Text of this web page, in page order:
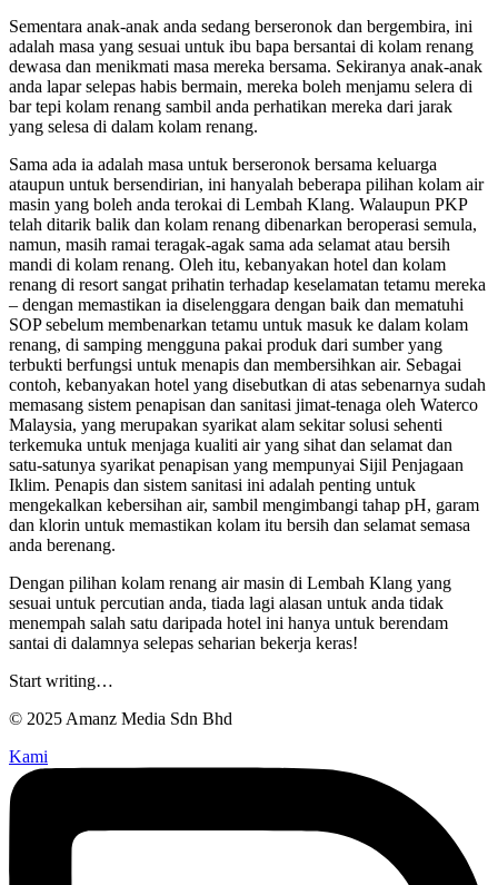
Sementara anak-anak anda sedang berseronok dan bergembira, ini
adalah masa yang sesuai untuk ibu bapa bersantai di kolam renang
dewasa dan menikmati masa mereka bersama. Sekiranya anak-anak
anda lapar selepas habis bermain, mereka boleh menjamu selera di
bar tepi kolam renang sambil anda perhatikan mereka dari jarak
yang selesa di dalam kolam renang.
Sama ada ia adalah masa untuk berseronok bersama keluarga
ataupun untuk bersendirian, ini hanyalah beberapa pilihan kolam air
masin yang boleh anda terokai di Lembah Klang. Walaupun PKP
telah ditarik balik dan kolam renang dibenarkan beroperasi semula,
namun, masih ramai teragak-agak sama ada selamat atau bersih
mandi di kolam renang. Oleh itu, kebanyakan hotel dan kolam
renang di resort sangat prihatin terhadap keselamatan tetamu mereka
– dengan memastikan ia diselenggara dengan baik dan mematuhi
SOP sebelum membenarkan tetamu untuk masuk ke dalam kolam
renang, di samping mengguna pakai produk dari sumber yang
terbukti berfungsi untuk menapis dan membersihkan air. Sebagai
contoh, kebanyakan hotel yang disebutkan di atas sebenarnya sudah
memasang sistem penapisan dan sanitasi jimat-tenaga oleh Waterco
Malaysia, yang merupakan syarikat alam sekitar solusi sehenti
terkemuka untuk menjaga kualiti air yang sihat dan selamat dan
satu-satunya syarikat penapisan yang mempunyai Sijil Penjagaan
Iklim. Penapis dan sistem sanitasi ini adalah penting untuk
mengekalkan kebersihan air, sambil mengimbangi tahap pH, garam
dan klorin untuk memastikan kolam itu bersih dan selamat semasa
anda berenang.
Dengan pilihan kolam renang air masin di Lembah Klang yang
sesuai untuk percutian anda, tiada lagi alasan untuk anda tidak
menempah salah satu daripada hotel ini hanya untuk berendam
santai di dalamnya selepas seharian bekerja keras!
Start writing…
© 2025 Amanz Media Sdn Bhd
Kami